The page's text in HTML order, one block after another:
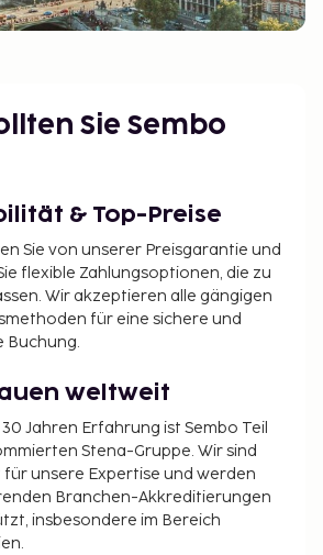
Sie Sembo
& Top-Preise
Sie von unserer Preisgarantie und
flexible Zahlungsoptionen, die zu
Wir akzeptieren alle gängigen
für eine sichere und
Buchung.
weltweit
Jahren Erfahrung ist Sembo Teil
Stena-Gruppe. Wir sind
für unsere Expertise und werden
Branchen-Akkreditierungen
insbesondere im Bereich